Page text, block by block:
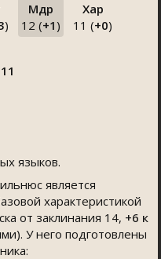
)
Мдр
12 (+1 )
Хар
11 (+0)
11
языков.
является
характеристикой
от заклинания 14, +6 к
У него подготовлены